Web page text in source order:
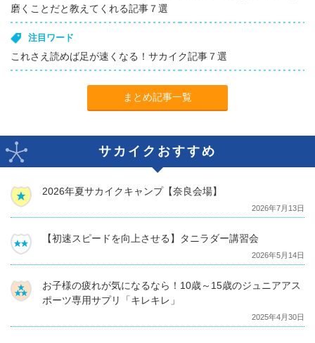
磨くことだと教えてくれる記事７選
注目ワード
これさえ読めば足が速くなる！サカイク記事７選
まとめ記事一覧
サカイクおすすめ
2026年夏サカイクキャンプ【奈良会場】
2026年7月13日
【初速スピードを向上させる】タニラダー講習会
2026年5月14日
お子様の疲れが気になるなら！10歳～15歳のジュニアアス
ポーツ専用サプリ「キレキレ」
2025年4月30日